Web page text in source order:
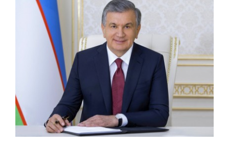
РЕЗУЛЬТАТЫ